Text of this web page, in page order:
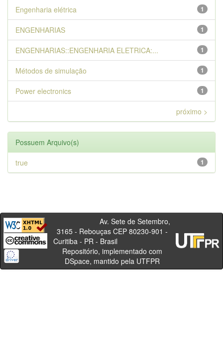
1
Engenharia elétrica
1
ENGENHARIAS
1
ENGENHARIAS::ENGENHARIA ELETRICA:...
1
Métodos de simulação
1
Power electronics
próximo >
Possuem Arquivo(s)
1
true
Av. Sete de Setembro,
3165 - Rebouças CEP 80230-901 -
Curitiba - PR - Brasil
Repositório, implementado com
DSpace, mantido pela UTFPR